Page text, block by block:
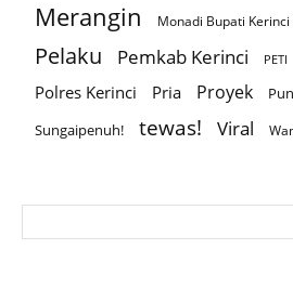
Merangin Monadi Bupati Kerinci
Pelaku Pemkab Kerinci PETI
Polres Kerinci
Pria Proyek
Sungaipenuh! tewas! Viral